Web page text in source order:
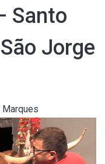
Santo
Jorge
Marques